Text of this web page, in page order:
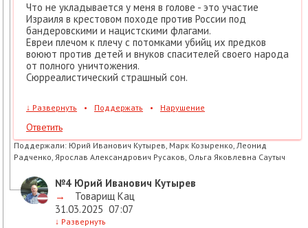
Что не укладывается у меня в голове - это участие
Израиля в крестовом походе против России под
бандеровскими и нацистскими флагами.
Евреи плечом к плечу с потомками убийц их предков
воюют против детей и внуков спасителей своего народа
от полного уничтожения.
Сюрреалистический страшный сон.
↓ Развернуть • Поддержать • Нарушение
Ответить
Поддержали: Юрий Иванович Кутырев, Марк Козыренко, Леонид
Радченко, Ярослав Александрович Русаков, Ольга Яковлевна Саутыч
№4 Юрий Иванович Кутырев
→
Товарищ Кац
31.03.2025 07:07
↓ Развернуть